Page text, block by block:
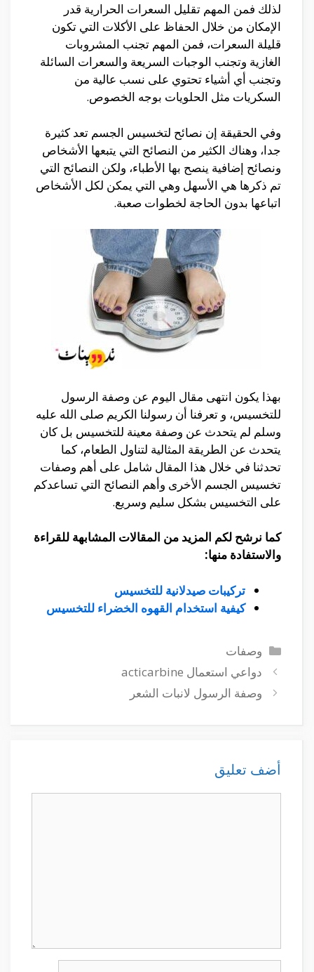
لذلك فمن المهم تقليل السعرات الحرارية قدر
الإمكان من خلال الحفاظ على الأكلات التي تكون
قليلة السعرات، فمن المهم تجنب المشروبات
الغازية وتجنب الوجبات السريعة والسعرات السائلة
وتجنب أي أشياء تحتوي على نسب عالية من
السكريات مثل الحلويات بوجه الخصوص.
وفي الحقيقة إن نصائح لتخسيس الجسم تعد كثيرة
جدا، وهناك الكثير من النصائح التي يتبعها الأشخاص
ونصائح إضافية ينصح بها الأطباء، ولكن النصائح التي
تم ذكرها هي الأسهل وهي التي يمكن لكل الأشخاص
اتباعها بدون الحاجة لخطوات صعبة.
بهذا يكون انتهى مقال اليوم عن وصفة الرسول
للتخسيس، و تعرفنا أن رسولنا الكريم صلى الله عليه
وسلم لم يتحدث عن وصفة معينة للتخسيس بل كان
يتحدث عن الطريقة المثالية لتناول الطعام، كما
تحدثنا في خلال هذا المقال شامل على أهم وصفات
تخسيس الجسم الأخرى وأهم النصائح التي تساعدكم
على التخسيس بشكل سليم وسريع.
كما نرشح لكم المزيد من المقالات المشابهة للقراءة
والاستفادة منها:
تركيبات صيدلانية للتخسيس
كيفية استخدام القهوه الخضراء للتخسيس
التصنيفات
وصفات
دواعي استعمال acticarbine
وصفة الرسول لانبات الشعر
أضف تعليق